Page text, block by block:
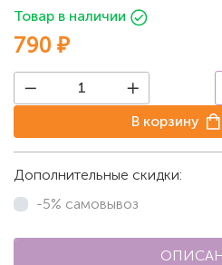
Товар в наличии
790 ₽
В корзину
Дополнительные скидки:
-5% самовывоз